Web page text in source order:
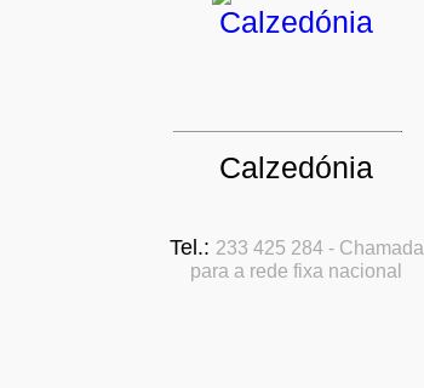
Calzedónia
Tel.: 233 425 284 - Chamada
para a rede fixa nacional